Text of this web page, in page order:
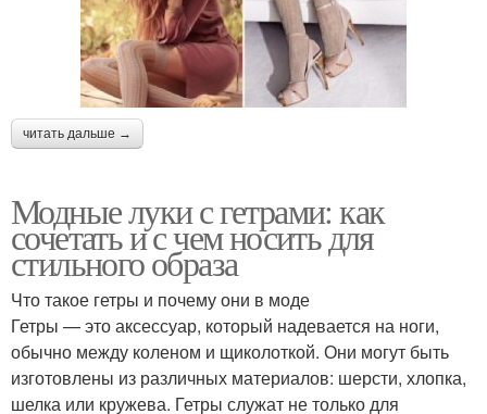
читать дальше →
Модные луки с гетрами: как
сочетать и с чем носить для
стильного образа
Что такое гетры и почему они в моде
Гетры — это аксессуар, который надевается на ноги,
обычно между коленом и щиколоткой. Они могут быть
изготовлены из различных материалов: шерсти, хлопка,
шелка или кружева. Гетры служат не только для